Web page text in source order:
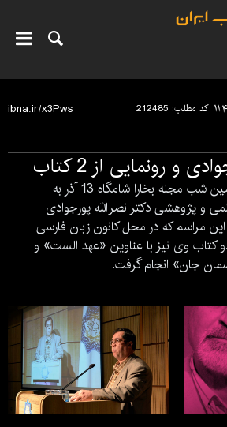
کد مطلب: 212485
و رونمایی از 2 کتاب
یکصد و هشتادمین شب مجله بخارا شامگاه 13 آذر به
و پژوهشی دکتر نصرالله پورجوادی
مراسم که در محل کانون زبان فارسی
کتاب وی نیز با عناوین «عهد الست» و
جان» انجام گرفت.